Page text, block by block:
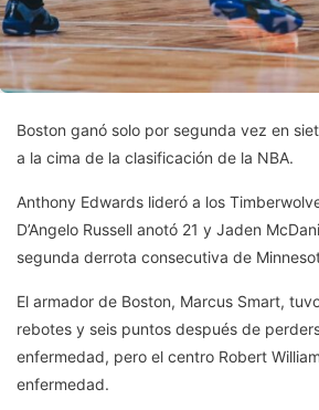
Boston ganó solo por segunda vez en
a la cima de la clasificación de la NBA.
Anthony Edwards lideró a los
D’Angelo Russell anotó 21 y Jaden
segunda derrota consecutiva de
El armador de Boston, Marcus Smart,
rebotes y seis puntos después de
enfermedad, pero el centro Robert
enfermedad.